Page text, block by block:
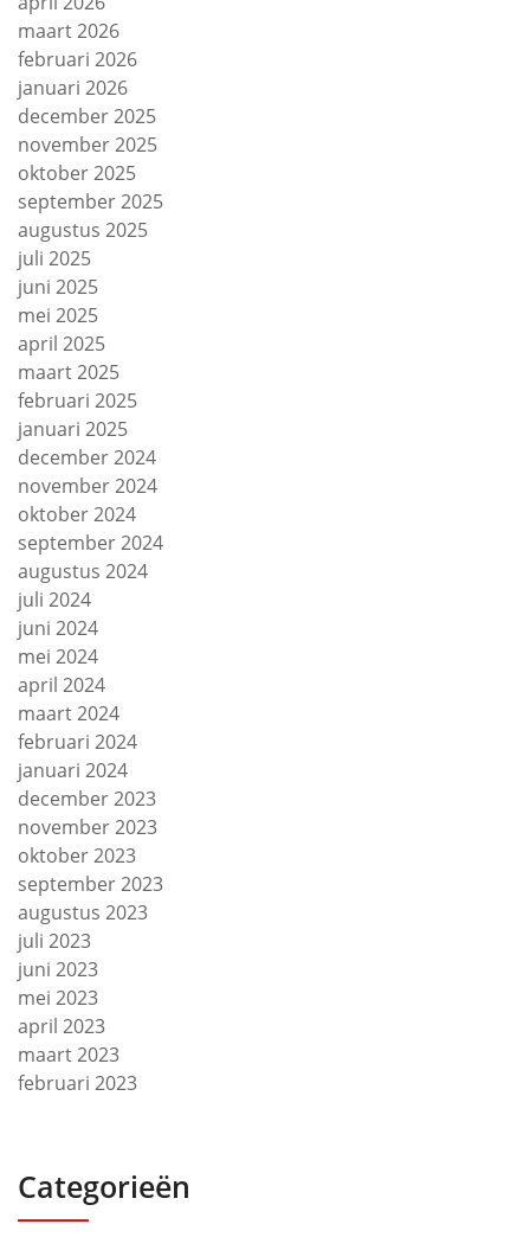
maart 2026
februari 2026
januari 2026
december 2025
november 2025
oktober 2025
september 2025
augustus 2025
juli 2025
juni 2025
mei 2025
april 2025
maart 2025
februari 2025
januari 2025
december 2024
november 2024
oktober 2024
september 2024
augustus 2024
juli 2024
juni 2024
mei 2024
april 2024
maart 2024
februari 2024
januari 2024
december 2023
november 2023
oktober 2023
september 2023
augustus 2023
juli 2023
juni 2023
mei 2023
april 2023
maart 2023
februari 2023
Categorieën